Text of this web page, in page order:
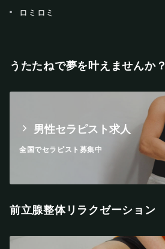
ロミロミ
うたたねで夢を叶えませんか？
男性セラピスト求人
全国でセラピスト募集中
前立腺整体リラクゼーション